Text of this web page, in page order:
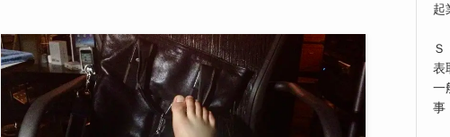
起
表
一
事